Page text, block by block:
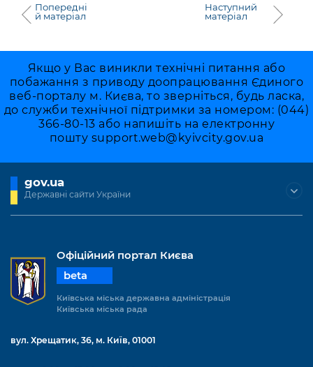
Попередні
й матеріал
Наступний
матеріал
Якщо у Вас виникли технічні питання або
побажання з приводу доопрацювання Єдиного
веб-порталу м. Києва, то зверніться, будь ласка,
до служби технічної підтримки за номером: (044)
366-80-13 або напишіть на електронну
пошту support.web@kyivcity.gov.ua
gov.ua
Державні сайти України
Офіційний портал Києва
beta
Київська міська державна адміністрація
Київська міська рада
вул. Хрещатик, 36, м. Київ, 01001